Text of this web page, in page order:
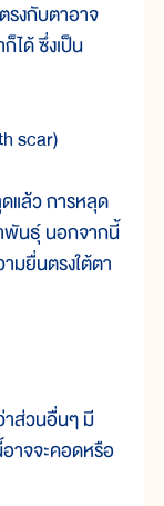
รงกับตาอาจ
ได้ ซึ่งเป็น
scar)
ล้ว การหลุด
พันธุ์ นอกจากนี้
มยื่นตรงใต้ตา
ส่วนอื่นๆ มี
าจจะคอดหรือ